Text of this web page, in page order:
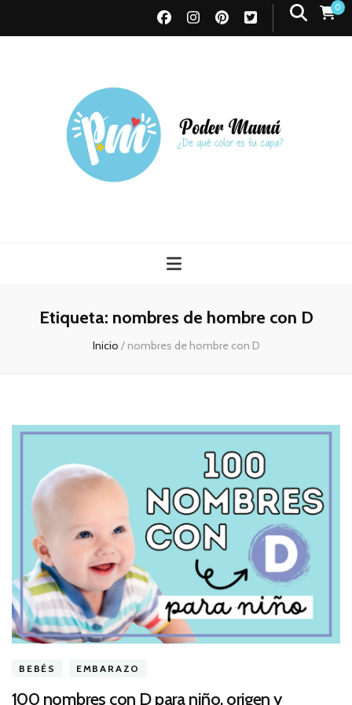
0
Etiqueta: nombres de hombre con D
Inicio / nombres de hombre con D
BEBÉS EMBARAZO
100 nombres con D para niño, origen y